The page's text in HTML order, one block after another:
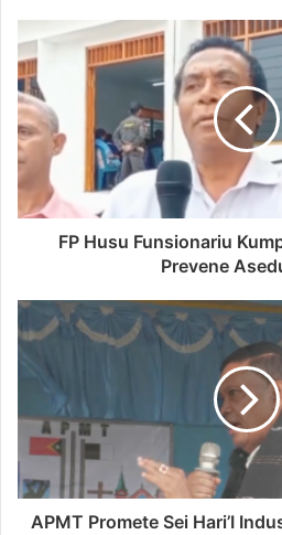
FP Husu Funsionariu
Prevene
APMT Promete Sei Hari’I